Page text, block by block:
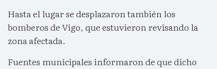
Hasta el lugar se desplazaron también los
bomberos de Vigo, que estuvieron revisando la
zona afectada.
Fuentes municipales informaron de que dicho